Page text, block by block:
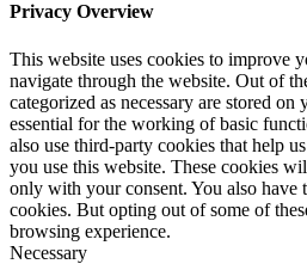
Privacy Overview
This website uses cookies to improve
navigate through the website. Out of
categorized as necessary are stored on
essential for the working of basic
also use third-party cookies that help
you use this website. These cookies
only with your consent. You also have
cookies. But opting out of some of
browsing experience.
Necessary